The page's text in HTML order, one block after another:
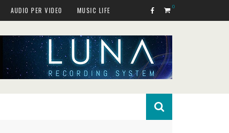
AUDIO PER VIDEO MUSIC LIFE 0